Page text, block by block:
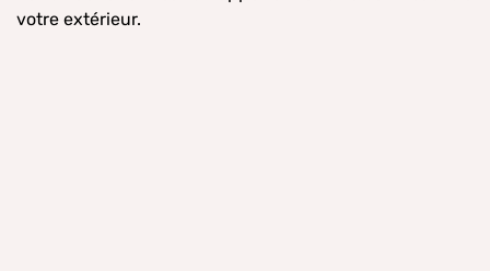
votre extérieur.